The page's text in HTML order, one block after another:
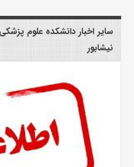
سایر اخبار دانشکده علوم
نیشابور